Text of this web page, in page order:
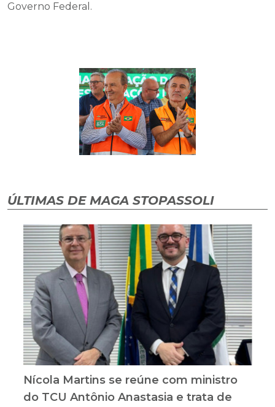
Governo Federal.
ÚLTIMAS DE MAGA STOPASSOLI
Nícola Martins se reúne com ministro
do TCU Antônio Anastasia e trata de